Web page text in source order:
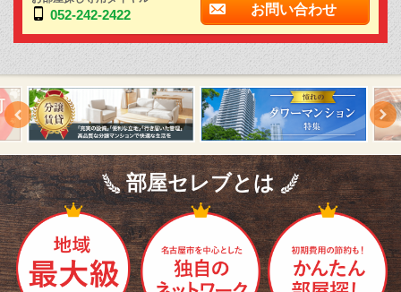
052-242-2422 お問い合わせ
部屋セレブとは